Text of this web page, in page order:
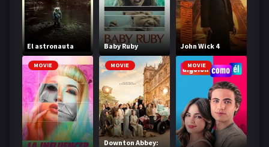
El astronauta Baby Ruby John Wick 4
MOVIE MOVIE
Downton Abbey:
MOVIE